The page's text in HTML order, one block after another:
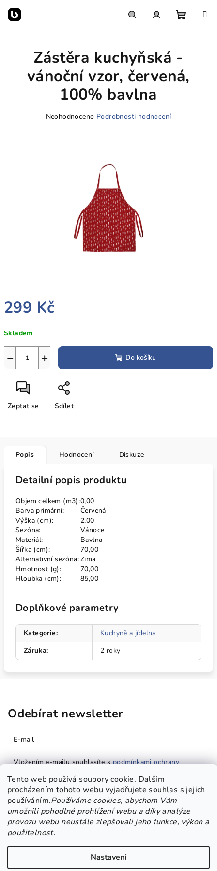
Tento web používá soubory cookie. Dalším
procházením tohoto webu vyjadřujete souhlas s jejich
používáním.Používáme cookies, abychom Vám
umožnili pohodlné prohlížení webu a díky analýze
provozu webu neustále zlepšovali jeho funkce, výkon a
použitelnost.
Nastavení
obsah
košík
299 Kč
cena:
Skladem
+
− Do košíku
Zeptat se Sdílet
Zástěra kuchyňská -
vánoční vzor, červená,
100% bavlna
Průměrné
Neohodnoceno Podrobnosti hodnocení
Popis Hodnocení Diskuze
Detailní popis produktu
Objem celkem (m3):0,00
Barva primární:
Červená
Výška (cm):
2,00
Sezóna:
Vánoce
Materiál:
Bavlna
Šířka (cm):
70,00
Alternativní sezóna:Zima
Hmotnost (g):
70,00
Hloubka (cm):
85,00
Doplňkové parametry
Kategorie:
Kuchyně a jídelna
Záruka: 2 roky
Odebírat newsletter
E-mail
Vložením e-mailu souhlasíte spodmínkami ochrany
Přihlásit se
Platba a doprava
GDPR